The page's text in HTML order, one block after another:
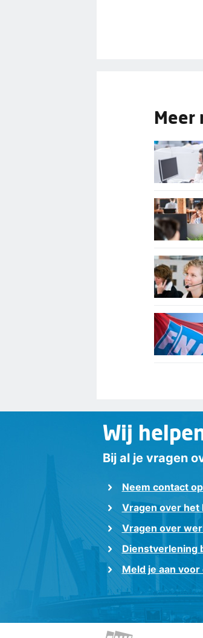
Meer
Wij
Bij al je vragen
Neem contact
Vragen over het
Vragen over
Dienstverlening
Meld je aan